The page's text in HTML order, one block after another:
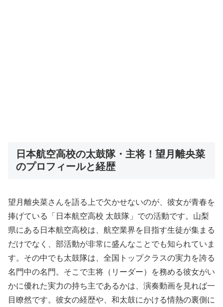
日本航空高校の太鼓隊・主将！望月離央菜
のプロフィールと経歴
望月離央菜さんを語る上で欠かせないのが、彼女が青春を
捧げている「日本航空高校 太鼓隊」での活動です。山梨
県にある日本航空高校は、航空業界を目指す生徒が集まる
だけでなく、部活動が非常に盛んなことでも知られていま
す。その中でも太鼓隊は、全国トップクラスの実力を誇る
名門中の名門。そこで主将（リーダー）を務める彼女がい
かに優れた実力の持ち主であるかは、演奏動画を見れば一
目瞭然です。彼女の経歴や、和太鼓にかける情熱の裏側に